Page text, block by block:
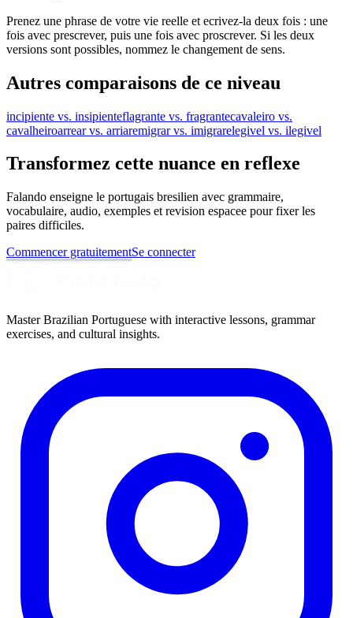
Prenez une phrase de votre vie reelle et ecrivez-la deux fois : une
fois avec prescrever, puis une fois avec proscrever. Si les deux
versions sont possibles, nommez le changement de sens.
Autres comparaisons de ce niveau
incipiente vs. insipienteflagrante vs. fragrantecavaleiro vs.
cavalheiroarrear vs. arriaremigrar vs. imigrarelegivel vs. ilegivel
Transformez cette nuance en reflexe
Falando enseigne le portugais bresilien avec grammaire,
vocabulaire, audio, exemples et revision espacee pour fixer les
paires difficiles.
Commencer gratuitementSe connecter
Master Brazilian Portuguese with interactive lessons, grammar
exercises, and cultural insights.